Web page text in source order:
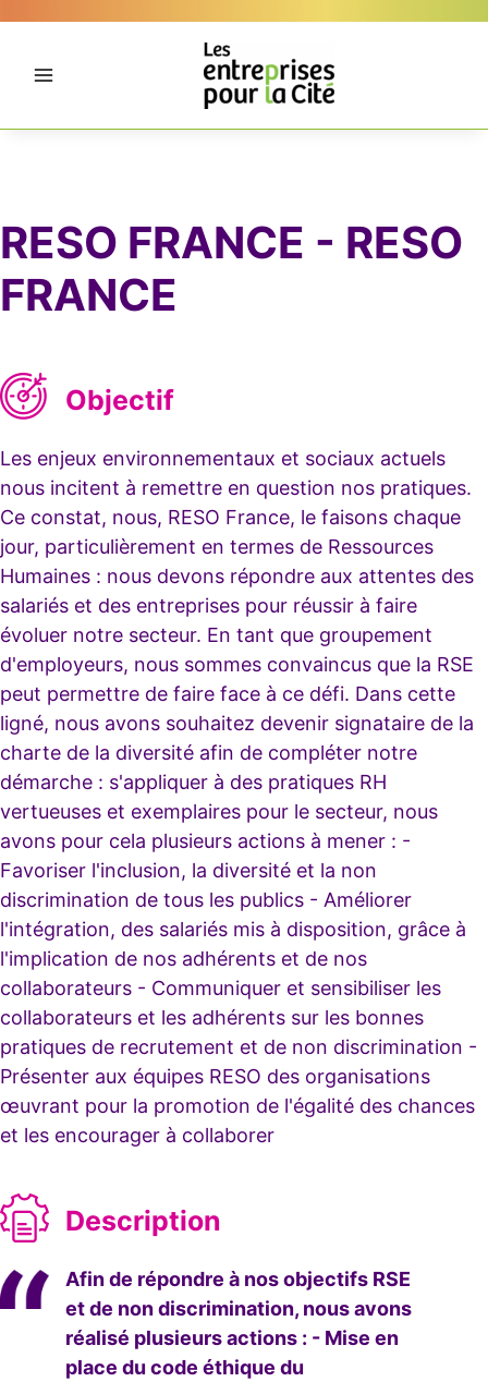
RESO FRANCE - RESO
FRANCE
Objectif
Les enjeux environnementaux et sociaux actuels
nous incitent à remettre en question nos pratiques.
Ce constat, nous, RESO France, le faisons chaque
jour, particulièrement en termes de Ressources
Humaines : nous devons répondre aux attentes des
salariés et des entreprises pour réussir à faire
évoluer notre secteur. En tant que groupement
d'employeurs, nous sommes convaincus que la RSE
peut permettre de faire face à ce défi. Dans cette
ligné, nous avons souhaitez devenir signataire de la
charte de la diversité afin de compléter notre
démarche : s'appliquer à des pratiques RH
vertueuses et exemplaires pour le secteur, nous
avons pour cela plusieurs actions à mener : -
Favoriser l'inclusion, la diversité et la non
discrimination de tous les publics - Améliorer
l'intégration, des salariés mis à disposition, grâce à
l'implication de nos adhérents et de nos
collaborateurs - Communiquer et sensibiliser les
collaborateurs et les adhérents sur les bonnes
pratiques de recrutement et de non discrimination -
Présenter aux équipes RESO des organisations
œuvrant pour la promotion de l'égalité des chances
et les encourager à collaborer
Description
Afin de répondre à nos objectifs RSE
et de non discrimination, nous avons
réalisé plusieurs actions : - Mise en
place du code éthique du